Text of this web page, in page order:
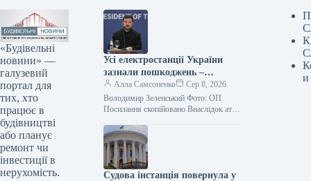
«Будівельні
новини» —
галузевий
портал для
тих, хто
працює в
будівництві
або планує
ремонт чи
інвестиції в
нерухомість.
Усі електростанції України
зазнали пошкоджень –
Зеленський
Алла Самсоненко
Сер 8, 2026
Володимир Зеленський Фото: ОП
Посилання скопійовано Внаслідок атак
жодного цілого об’єкта
енергогенерації в Україні.…
Судова інстанція повернула у
и